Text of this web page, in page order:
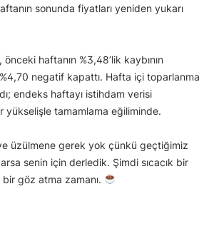
sonunda fiyatları yeniden yukarı
haftanın %3,48’lik kaybının
%4,70 negatif kapattı. Hafta içi toparlanma
endeks haftayı istihdam verisi
yükselişle tamamlama eğiliminde.
üzülmene gerek yok çünkü geçtiğimiz
senin için derledik. Şimdi sıcacık bir
göz atma zamanı.